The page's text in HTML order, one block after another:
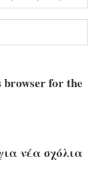
browser for the
νέα σχόλια